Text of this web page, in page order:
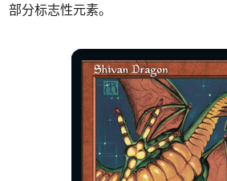
部分标志性元素。